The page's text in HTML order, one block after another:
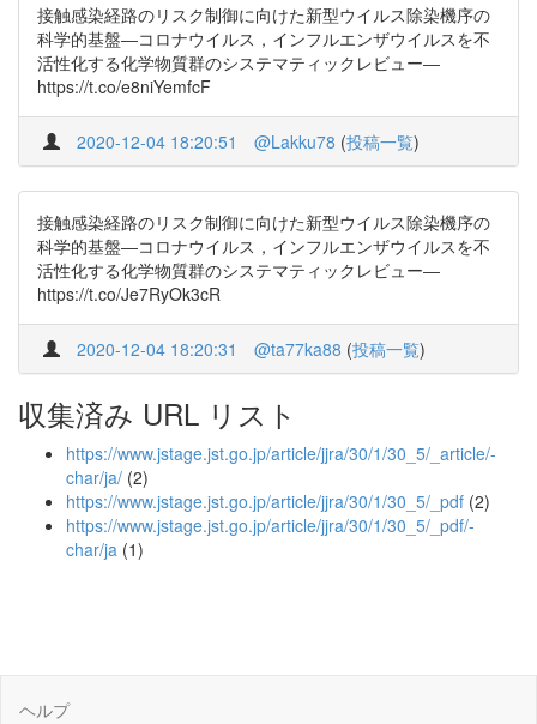
接触感染経路のリスク制御に向けた新型ウイルス除染機序の
科学的基盤―コロナウイルス，インフルエンザウイルスを不
活性化する化学物質群のシステマティックレビュー―
https://t.co/e8niYemfcF
2020-12-04 18:20:51 @Lakku78 (投稿一覧)
接触感染経路のリスク制御に向けた新型ウイルス除染機序の
科学的基盤―コロナウイルス，インフルエンザウイルスを不
活性化する化学物質群のシステマティックレビュー―
https://t.co/Je7RyOk3cR
2020-12-04 18:20:31 @ta77ka88 (投稿一覧)
収集済み URL リスト
https://www.jstage.jst.go.jp/article/jjra/30/1/30_5/_article/-
char/ja/ (2)
https://www.jstage.jst.go.jp/article/jjra/30/1/30_5/_pdf (2)
https://www.jstage.jst.go.jp/article/jjra/30/1/30_5/_pdf/-
char/ja (1)
ヘルプ